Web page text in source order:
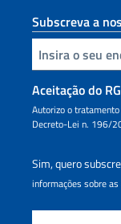
Subscreva a
Inserisci la tua email
Aceitação do
Autorizo o
Decreto-Lei n. 196/
Sim, quero
informações sobre